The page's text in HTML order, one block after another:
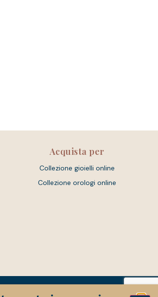
Acquista per
Collezione gioielli online
Collezione orologi online
Powered By Unique